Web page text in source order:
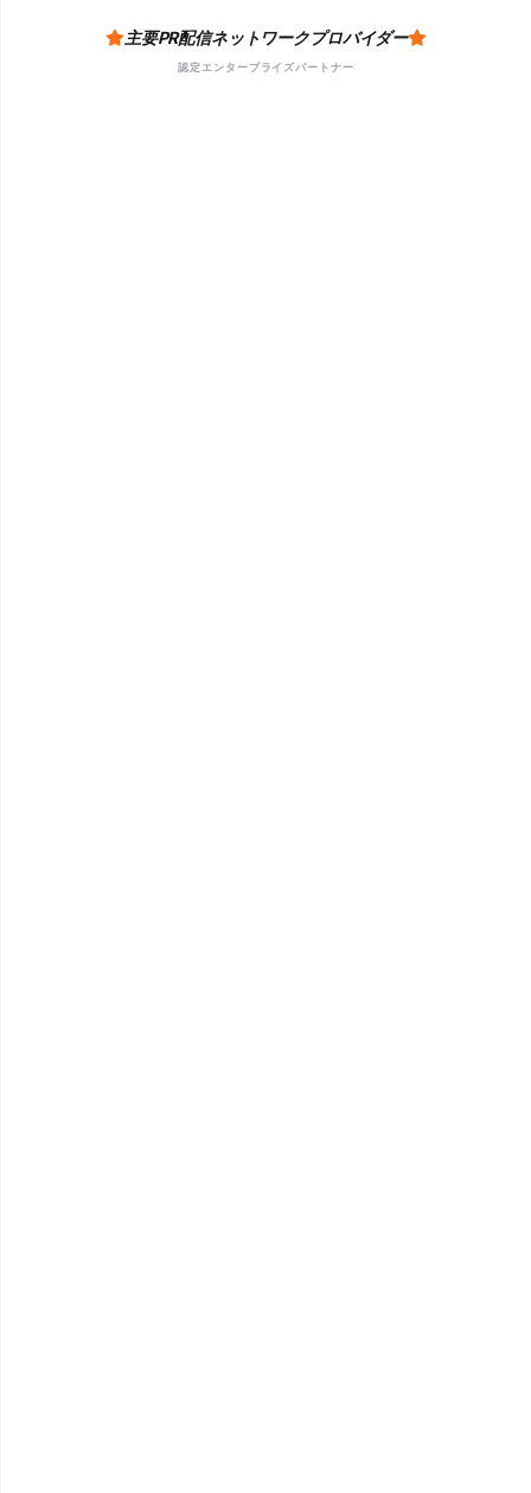
主要PR配信ネットワークプロバイダー
認定エンタープライズパートナー